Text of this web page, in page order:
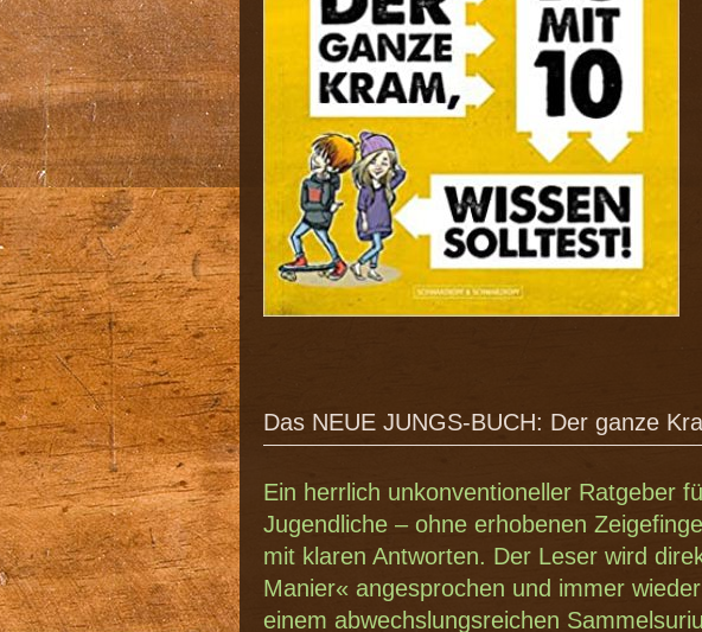
Das NEUE JUNGS-BUCH: Der ganze
Ein herrlich unkonventioneller Ratgeber
Jugendliche – ohne erhobenen
mit klaren Antworten. Der Leser wird
Manier« angesprochen und immer
einem abwechslungsreichen